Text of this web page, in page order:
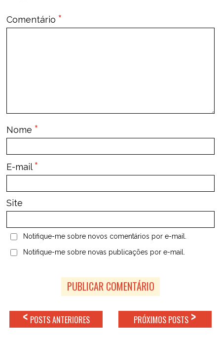
Comentário *
Nome *
E-mail *
Site
Notifique-me sobre novos comentários por e-mail.
Notifique-me sobre novas publicações por e-mail.
< POSTS ANTERIORES PRÓXIMOS POSTS>